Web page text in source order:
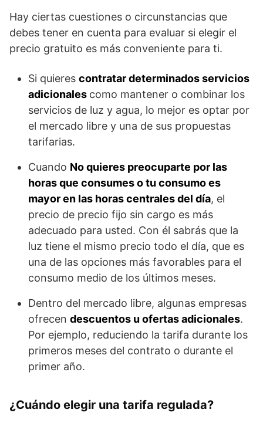
Hay ciertas cuestiones o circunstancias que
debes tener en cuenta para evaluar si elegir el
precio gratuito es más conveniente para ti.
Si quieres contratar determinados servicios
adicionales como mantener o combinar los
servicios de luz y agua, lo mejor es optar por
el mercado libre y una de sus propuestas
tarifarias.
Cuando No quieres preocuparte por las
horas que consumes o tu consumo es
mayor en las horas centrales del día, el
precio de precio fijo sin cargo es más
adecuado para usted. Con él sabrás que la
luz tiene el mismo precio todo el día, que es
una de las opciones más favorables para el
consumo medio de los últimos meses.
Dentro del mercado libre, algunas empresas
ofrecen descuentos u ofertas adicionales.
Por ejemplo, reduciendo la tarifa durante los
primeros meses del contrato o durante el
primer año.
¿Cuándo elegir una tarifa regulada?